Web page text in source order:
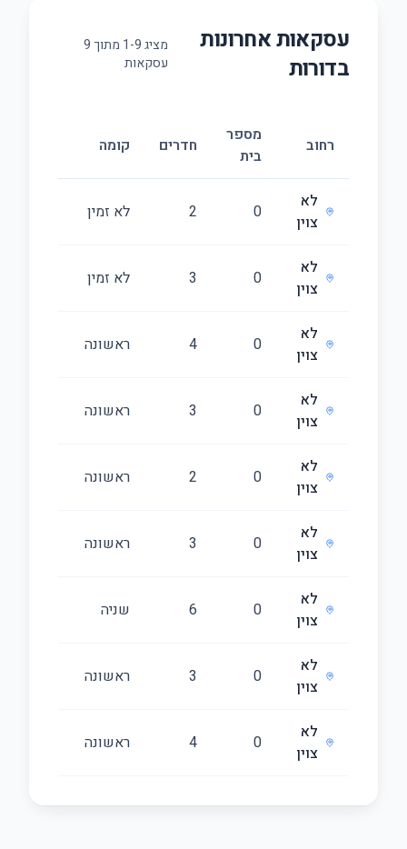
עסקאות אחרונות
בדורות
מציג 1-9 מתוך9
עסקאות
רחוב
מספר
בית
חדרים קומה
לא
צוין
0
2 לא זמין
לא
צוין
0
3 לא זמין
לא
צוין
0
4 ראשונה
לא
צוין
0
3 ראשונה
לא
צוין
0
2 ראשונה
לא
צוין
0
3 ראשונה
לא
צוין
0
6 שניה
לא
צוין
0
3 ראשונה
לא
צוין
0
4 ראשונה